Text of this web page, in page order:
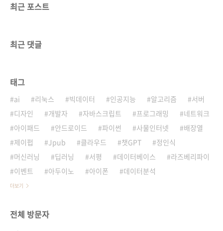
최근 포스트
최근 댓글
태그
ai 리눅스 빅데이터 인공지능 알고리즘
서버
디자인
개발자 자바스크립트 프로그래밍
네트워크
아이패드
안드로이드 파이썬 사물인터넷
배장열
제이펍
Jpub 클라우드 챗GPT
정인식
머신러닝
딥러닝 서평 데이터베이스
라즈베리파이
이벤트
아두이노 아이폰 데이터분석
더보기
전체 방문자